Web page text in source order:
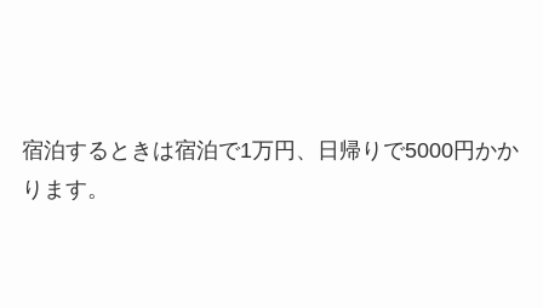
宿泊するときは宿泊で1万円、日帰りで5000円かか
ります。